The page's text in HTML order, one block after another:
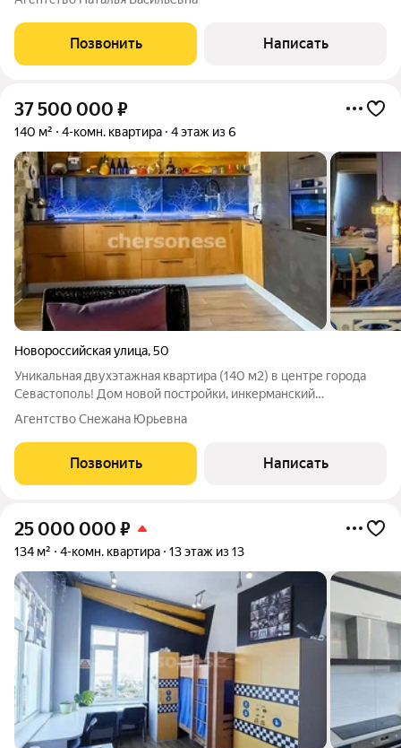
установлено автономное отопление (АГВ,
Позвонить Написать
37 500 000 ₽
140 м² 4-комн. квартира 4 этаж из 6
Новороссийская улица,50
Уникальная двухэтажная квартира (140 м2) в центре города
Севастополь! Дом новой постройки, инкерманский
натуральный камень, газифицирован (АГВ). Территория под
видеонаблюдением. В доме подземный паркинг, парковка.
Есть своё паркоместо! В доме есть
Агентство Снежана Юрьевна
Позвонить Написать
25 000 000 ₽
134 м² 4-комн. квартира 13 этаж из 13